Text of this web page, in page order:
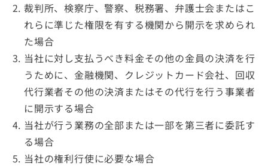
裁判所、検察庁、警察、税務署、弁護士会またはこ
れらに準じた権限を有する機関から開示を求められ
た場合
当社に対し支払うべき料金その他の金員の決済を行
うために、金融機関、クレジットカード会社、回収
代行業者その他の決済またはその代行を行う事業者
に開示する場合
当社が行う業務の全部または一部を第三者に委託す
る場合
当社の権利行使に必要な場合